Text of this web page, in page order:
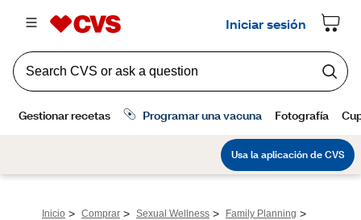
Inicio > Comprar > Sexual Wellness > Family Planning >